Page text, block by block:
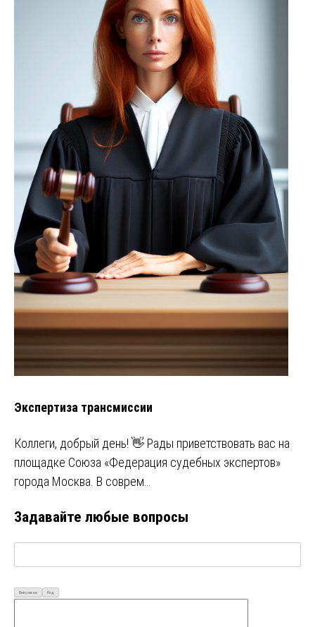
Экспертиза трансмиссии
Коллеги, добрый день! 👋 Рады приветствовать вас на
площадке Союза «Федерация судебных экспертов»
города Москва. В соврем…
Задавайте любые вопросы
Визуально Код